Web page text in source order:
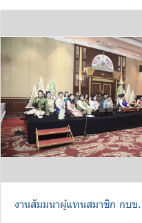
งานสัมมนาผู้แทนสมาชิก กบข